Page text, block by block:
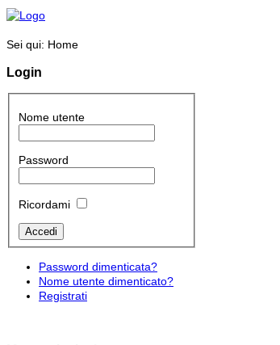
Sei qui: Home
Login
Nome utente
Password
Ricordami
Password dimenticata?
Nome utente dimenticato?
Registrati